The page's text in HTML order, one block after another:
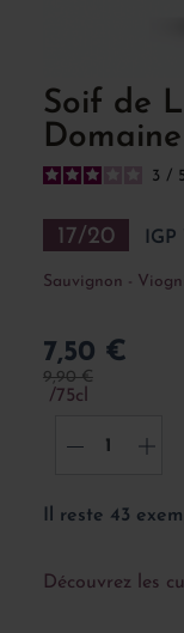
Soif de
3 / 5
17/20
Sauvignon -
7,50 €
9,90 €
75cl
- +
Il reste 43
Découvrez les